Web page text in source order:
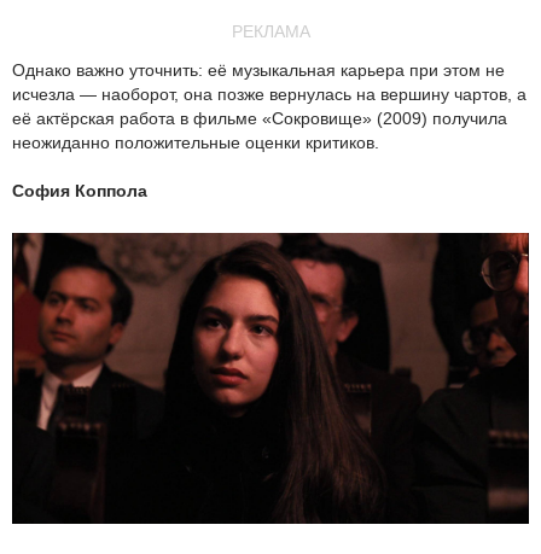
РЕКЛАМА
Однако важно уточнить: её музыкальная карьера при этом не
исчезла — наоборот, она позже вернулась на вершину чартов, а
её актёрская работа в фильме «Сокровище» (2009) получила
неожиданно положительные оценки критиков.
София Коппола